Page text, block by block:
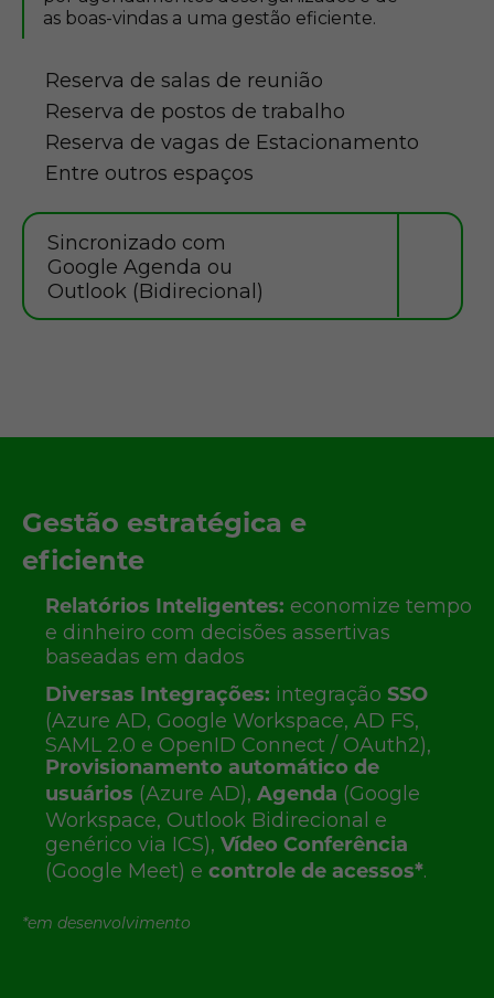
as boas-vindas a uma gestão eficiente.
Reserva de salas de reunião
Reserva de postos de trabalho
Reserva de vagas de Estacionamento
Entre outros espaços
Sincronizado com
Google Agenda ou
Outlook (Bidirecional)
Gestão estratégica e
eficiente
Relatórios Inteligentes: economize tempo
e dinheiro com decisões assertivas
baseadas em dados
Diversas Integrações: integração SSO
(Azure AD, Google Workspace, AD FS,
SAML 2.0 e OpenID Connect / OAuth2),
Provisionamento automático de
usuários (Azure AD), Agenda (Google
Workspace, Outlook Bidirecional e
genérico via ICS), Vídeo Conferência
(Google Meet) e controle de acessos*.
*em desenvolvimento